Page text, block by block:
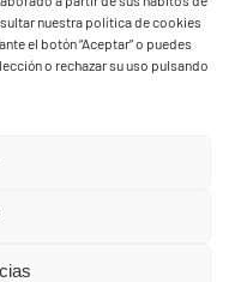
nuestra política de cookies
el botón “Aceptar” o puedes
o rechazar su uso pulsando
de Yaiza - Todos los